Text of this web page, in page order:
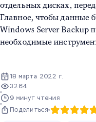
отдельных дисках,
Главное, чтобы данные
Windows Server Backup
необходимые
18 марта 2022 г.
3264
9 минут чтения
Поделиться